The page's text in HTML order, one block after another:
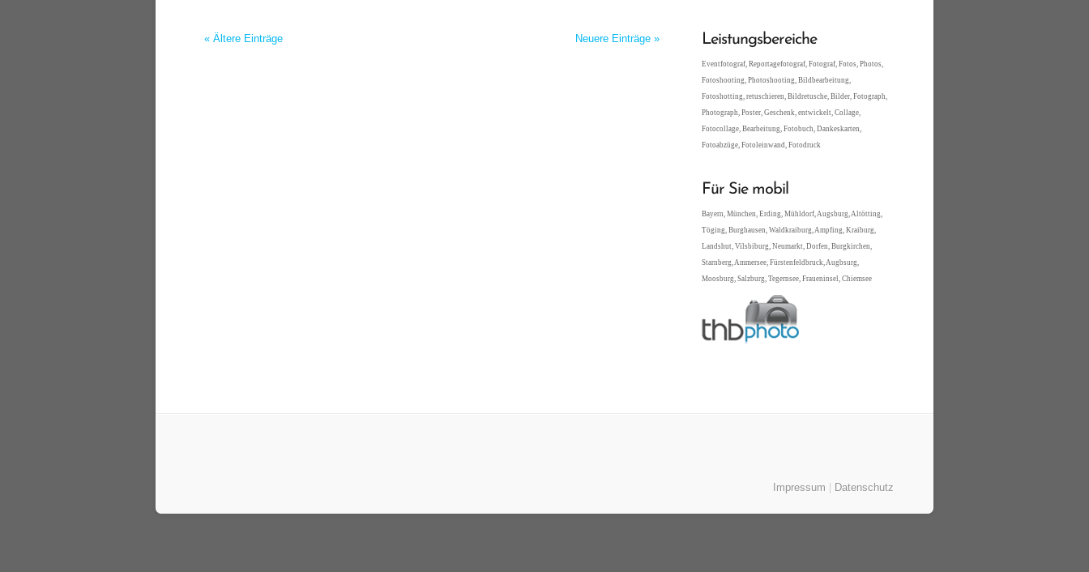
« Ältere Einträge Neuere Einträge » Leistungsbereiche
Eventfotograf, Reportagefotograf, Fotograf, Fotos, Photos,
Fotoshooting, Photoshooting, Bildbearbeitung,
Fotoshotting, retuschieren, Bildretusche, Bilder, Fotograph,
Photograph, Poster, Geschenk, entwickelt, Collage,
Fotocollage, Bearbeitung, Fotobuch, Dankeskarten,
Fotoabzüge, Fotoleinwand, Fotodruck
Für Sie mobil
Bayern, München, Erding, Mühldorf, Augsburg, Altötting,
Töging, Burghausen, Waldkraiburg, Ampfing, Kraiburg,
Landshut, Vilsbiburg, Neumarkt, Dorfen, Burgkirchen,
Starnberg, Ammersee, Fürstenfeldbruck, Augbsurg,
Moosburg, Salzburg, Tegernsee, Fraueninsel, Chiemsee
Impressum Datenschutz